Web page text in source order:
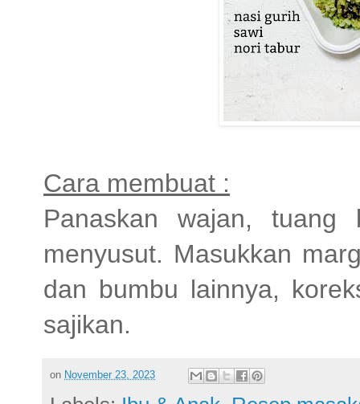
Cara membuat :
Panaskan wajan,
menyusut. Masukkan
dan bumbu lainnya,
sajikan.
on November 23, 2023